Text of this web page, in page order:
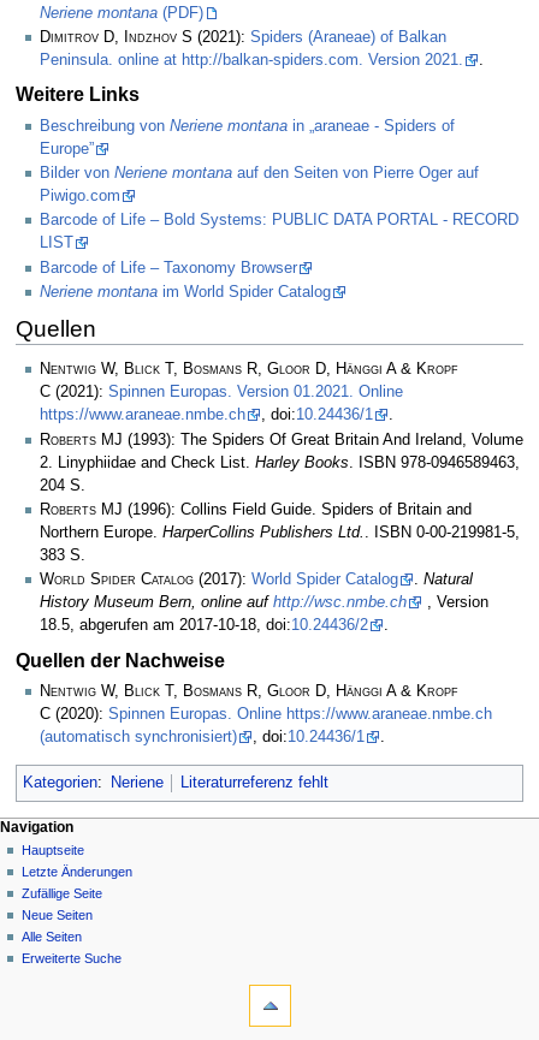
Neriene montana (PDF)
Dimitrov D, Indzhov S (2021): Spiders (Araneae) of Balkan
Peninsula. online at http://balkan-spiders.com. Version 2021.
.
Weitere Links
Beschreibung von Neriene montana in „araneae - Spiders of
Europe”
Bilder von Neriene montana auf den Seiten von Pierre Oger auf
Piwigo.com
Barcode of Life – Bold Systems: PUBLIC DATA PORTAL - RECORD
LIST
Barcode of Life – Taxonomy Browser
Neriene montana im World Spider Catalog
Quellen
Nentwig W, Blick T, Bosmans R, Gloor D, Hänggi A & Kropf
C (2021): Spinnen Europas. Version 01.2021. Online
https://www.araneae.nmbe.ch
, doi:10.24436/1
.
Roberts MJ (1993): The Spiders Of Great Britain And Ireland, Volume
2. Linyphiidae and Check List. Harley Books . ISBN 978-0946589463,
204 S.
Roberts MJ (1996): Collins Field Guide. Spiders of Britain and
Northern Europe. HarperCollins Publishers Ltd. . ISBN 0-00-219981-5,
383 S.
World Spider Catalog (2017): World Spider Catalog . Natural
History Museum Bern, online auf http://wsc.nmbe.ch
, Version
18.5, abgerufen am 2017-10-18, doi:10.24436/2 .
Quellen der Nachweise
Nentwig W, Blick T, Bosmans R, Gloor D, Hänggi A & Kropf
C (2020): Spinnen Europas. Online https://www.araneae.nmbe.ch
(automatisch synchronisiert)
, doi:10.24436/1 .
Kategorien: Neriene Literaturreferenz fehlt
Navigation
Hauptseite
Letzte Änderungen
Zufällige Seite
Neue Seiten
Alle Seiten
Erweiterte Suche